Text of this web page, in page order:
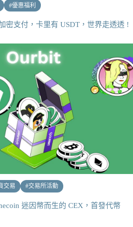
#優惠福利
密支付，卡里有 USDT，世界走透透 !
交易 #交易所活動
迷因幣而生的 CEX，首發代幣